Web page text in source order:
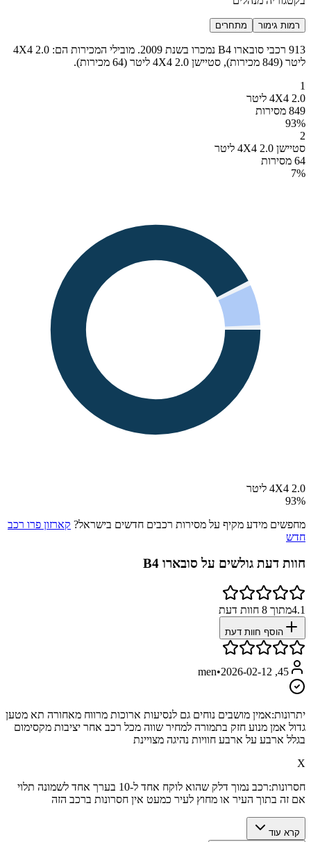
רמות גימור מתחרים
913 רכבי סובארו B4 נמכרו בשנת 2009. מובילי המכירות הם: 4X4 2.0
ליטר (849 מכירות), סטיישן 4X4 2.0 ליטר (64 מכירות).
1
4X4 2.0 ליטר
849 מסירות
93%
2
סטיישן 4X4 2.0 ליטר
64 מסירות
7%
4X4 2.0 ליטר
93%
מחפשים מידע מקיף על מסירות רכבים חדשים בישראל? קארזון פרו רכב
חדש
חוות דעת גולשים על סובארו B4
4.1מתוך 8 חוות דעת
הוסף חוות דעת
45, men
•2026-02-12
יתרונות:אמין מושבים נוחים גם לנסיעות ארוכות מרווח מאחורה תא מטען
גדול אמן מנוע חזק בתמורה למחיר שווה מכל רכב אחר יציבות מקסימום
בגלל ארבע על ארבע חוויות נהיגה מצויינת
X
חסרונות:
רכב נמוך דלק שהוא לוקח אחד ל-10 בערך אחד לשמונה תלוי
אם זה בתוך העיר או מחוץ לעיר כמעט אין חסרונות ברכב הזה
קרא עוד